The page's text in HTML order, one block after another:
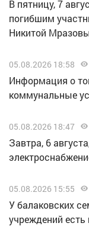
В пятницу, 7
погибшим
Никитой
05.08.2026 18:58
Информация о
коммунальные
05.08.2026 18:47
Завтра, 6
05.08.2026 15:55
У балаковских
учреждений